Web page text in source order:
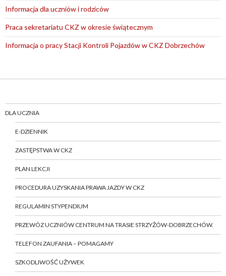
Informacja dla uczniów i rodziców
Praca sekretariatu CKZ w okresie świątecznym
Informacja o pracy Stacji Kontroli Pojazdów w CKZ Dobrzechów
DLA UCZNIA
E-DZIENNIK
ZASTĘPSTWA W CKZ
PLAN LEKCJI
PROCEDURA UZYSKANIA PRAWA JAZDY W CKZ
REGULAMIN STYPENDIUM
PRZEWÓZ UCZNIÓW CENTRUM NA TRASIE STRZYŻÓW-DOBRZECHÓW.
TELEFON ZAUFANIA – POMAGAMY
SZKODLIWOŚĆ UŻYWEK